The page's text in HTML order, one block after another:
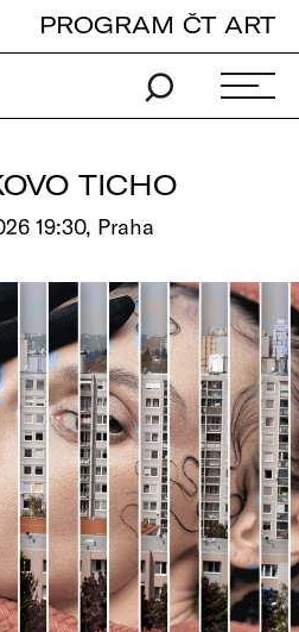
PROGRAM ČT ART
TICHO
19:30, Praha